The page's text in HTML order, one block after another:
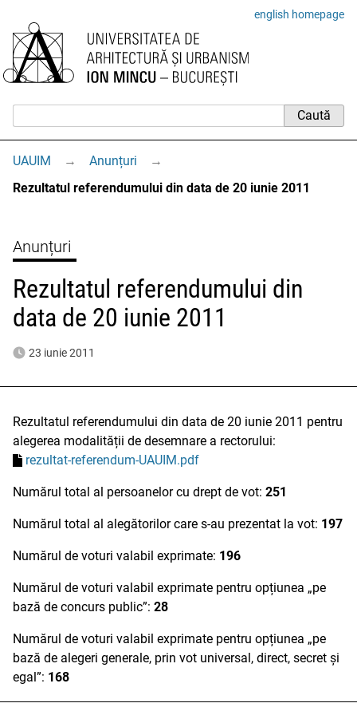
english homepage
UAUIM → Anunțuri
→
Rezultatul referendumului din data de 20 iunie 2011
Anunțuri
Rezultatul referendumului din
data de 20 iunie 2011
23 iunie 2011
Rezultatul referendumului din data de 20 iunie 2011 pentru
alegerea modalității de desemnare a rectorului:
rezultat-referendum-UAUIM.pdf
Numărul total al persoanelor cu drept de vot: 251
Numărul total al alegătorilor care s-au prezentat la vot: 197
Numărul de voturi valabil exprimate: 196
Numărul de voturi valabil exprimate pentru opțiunea „pe
bază de concurs public”: 28
Numărul de voturi valabil exprimate pentru opțiunea „pe
bază de alegeri generale, prin vot universal, direct, secret și
egal”: 168